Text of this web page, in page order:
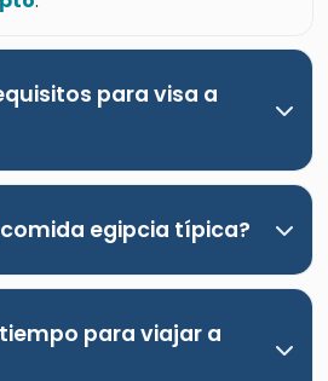
para visa a
egipcia típica?
para viajar a